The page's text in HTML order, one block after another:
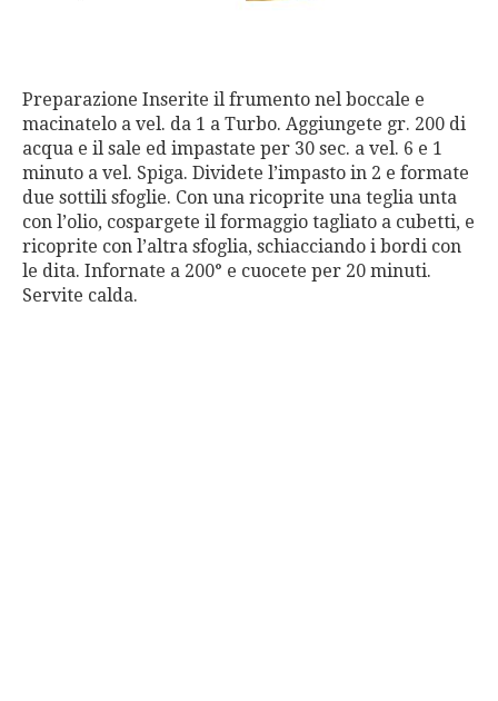
Preparazione Inserite il frumento nel boccale e
macinatelo a vel. da 1 a Turbo. Aggiungete gr. 200 di
acqua e il sale ed impastate per 30 sec. a vel. 6 e 1
minuto a vel. Spiga. Dividete l’impasto in 2 e formate
due sottili sfoglie. Con una ricoprite una teglia unta
con l’olio, cospargete il formaggio tagliato a cubetti, e
ricoprite con l’altra sfoglia, schiacciando i bordi con
le dita. Infornate a 200° e cuocete per 20 minuti.
Servite calda.